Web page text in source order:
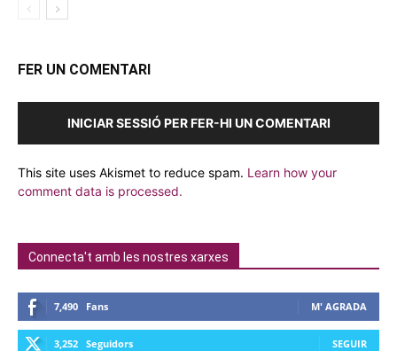
FER UN COMENTARI
INICIAR SESSIÓ PER FER-HI UN COMENTARI
This site uses Akismet to reduce spam. Learn how your
comment data is processed.
Connecta't amb les nostres xarxes
7,490 Fans M' AGRADA
3,252 Seguidors SEGUIR